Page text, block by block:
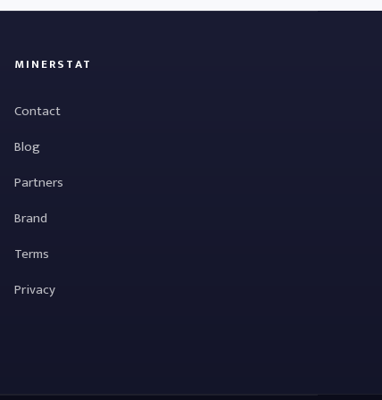
MINERSTAT
Contact
Blog
Partners
Brand
Terms
Privacy